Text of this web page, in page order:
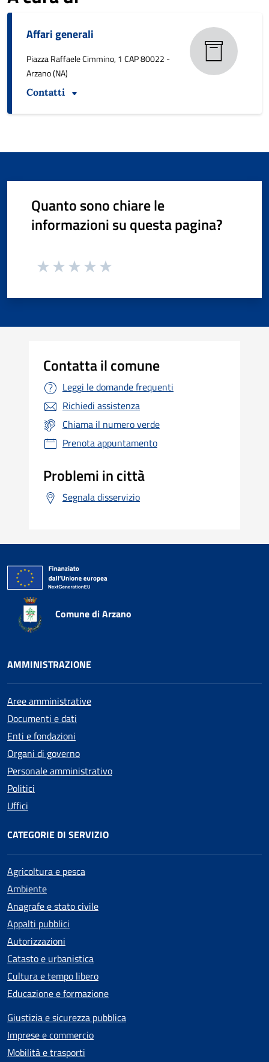
Affari generali
Piazza Raffaele Cimmino, 1 CAP 80022 -
Arzano (NA)
Contatti
Quanto sono chiare le
informazioni su questa pagina?
Contatta il comune
Leggi le domande frequenti
Richiedi assistenza
Chiama il numero verde
Prenota appuntamento
Problemi in città
Segnala disservizio
Comune di Arzano
AMMINISTRAZIONE
Aree amministrative
Documenti e dati
Enti e fondazioni
Organi di governo
Personale amministrativo
Politici
Uffici
CATEGORIE DI SERVIZIO
Agricoltura e pesca
Ambiente
Anagrafe e stato civile
Appalti pubblici
Autorizzazioni
Catasto e urbanistica
Cultura e tempo libero
Educazione e formazione
Giustizia e sicurezza pubblica
Imprese e commercio
Mobilità e trasporti